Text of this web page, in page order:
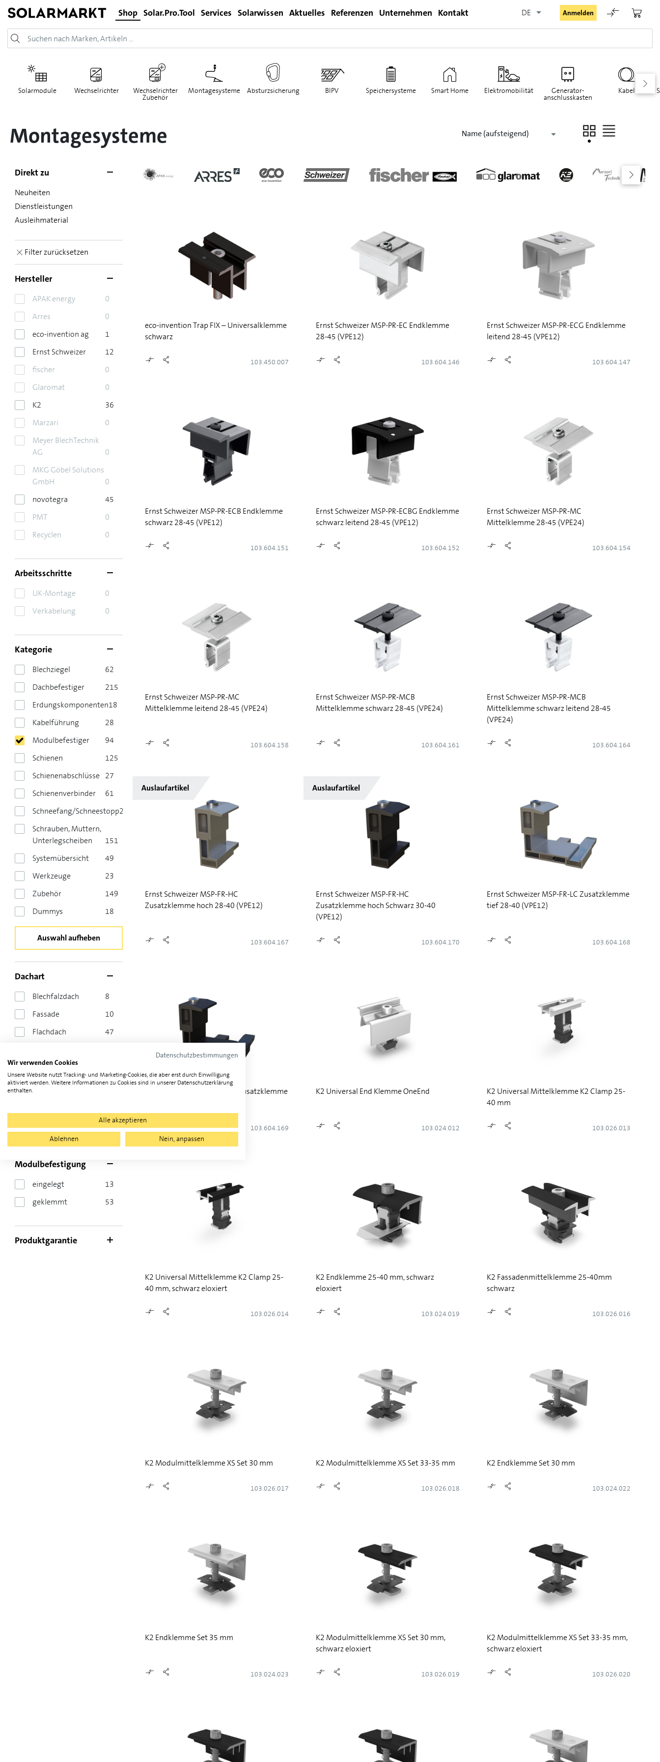
Shop Solar.Pro.Tool Services Solarwissen Aktuelles Referenzen Unternehmen Kontakt DE Anmelden
Login
Passwort vergessen
Solarmodule Wechselrichter Wechselrichter
Zubehör
Montagesysteme Absturzsicherung BIPV Speichersysteme Smart Home Elektromobilität Generator-
anschlusskasten
Kabel
Montagesysteme Name (aufsteigend)
Direkt zu
Neuheiten
Dienstleistungen
Ausleihmaterial
Filter zurücksetzen
Hersteller
APAK energy
0
Arres
0
eco-invention ag
1
Ernst Schweizer
12
fischer
0
Glaromat
0
K2
36
Marzari
0
Meyer BlechTechnik
AG
0
MKG Göbel Solutions
GmbH
0
novotegra
45
PMT
0
Recyclen
0
Arbeitsschritte
UK-Montage
0
Verkabelung
0
Kategorie
Blechziegel
62
Dachbefestiger
215
Erdungskomponenten18
Kabelführung
28
Modulbefestiger
94
Schienen
125
Schienenabschlüsse 27
Schienenverbinder
61
Schneefang/Schneestopp28
Schrauben, Muttern,
Unterlegscheiben
151
Systemübersicht
49
Werkzeuge
23
Zubehör
149
Dummys
18
Auswahl aufheben
Dachart
Blechfalzdach
8
Fassade
10
Flachdach
47
Welleternit- und
Sandwichdach
12
System
Modulbefestigung
eingelegt
13
geklemmt
53
Produktgarantie
eco-invention Trap FIX – Universalklemme
schwarz
103.450.007
Ernst Schweizer MSP-PR-EC Endklemme
28-45 (VPE12)
103.604.146
Ernst Schweizer MSP-PR-ECG Endklemme
leitend 28-45 (VPE12)
103.604.147
Ernst Schweizer MSP-PR-ECB Endklemme
schwarz 28-45 (VPE12)
103.604.151
Ernst Schweizer MSP-PR-ECBG Endklemme
schwarz leitend 28-45 (VPE12)
103.604.152
Ernst Schweizer MSP-PR-MC
Mittelklemme 28-45 (VPE24)
103.604.154
Ernst Schweizer MSP-PR-MC
Mittelklemme leitend 28-45 (VPE24)
103.604.158
Ernst Schweizer MSP-PR-MCB
Mittelklemme schwarz 28-45 (VPE24)
103.604.161
Ernst Schweizer MSP-PR-MCB
Mittelklemme schwarz leitend 28-45
(VPE24)
103.604.164
Auslaufartikel
Ernst Schweizer MSP-FR-HC
Zusatzklemme hoch 28-40 (VPE12)
103.604.167
Auslaufartikel
Ernst Schweizer MSP-FR-HC
Zusatzklemme hoch Schwarz 30-40
(VPE12)
103.604.170
Ernst Schweizer MSP-FR-LC Zusatzklemme
tief 28-40 (VPE12)
103.604.168
Ernst Schweizer MSP-FR-LC Zusatzklemme
103.604.169
K2 Universal End Klemme OneEnd
103.024.012
K2 Universal Mittelklemme K2 Clamp 25-
40 mm
103.026.013
K2 Universal Mittelklemme K2 Clamp 25-
40 mm, schwarz eloxiert
103.026.014
K2 Endklemme 25-40 mm, schwarz
eloxiert
103.024.019
K2 Fassadenmittelklemme 25-40mm
schwarz
103.026.016
K2 Modulmittelklemme XS Set 30 mm
103.026.017
K2 Modulmittelklemme XS Set 33-35 mm
103.026.018
K2 Endklemme Set 30 mm
103.024.022
K2 Endklemme Set 35 mm
103.024.023
K2 Modulmittelklemme XS Set 30 mm,
schwarz eloxiert
103.026.019
K2 Modulmittelklemme XS Set 33-35 mm,
schwarz eloxiert
103.026.020
Datenschutzbestimmungen
Wir verwenden Cookies
Unsere Website nutzt Tracking- und Marketing-Cookies, die aber erst durch Einwilligung
aktiviert werden. Weitere Informationen zu Cookies sind in unserer Datenschutzerklärung
enthalten.
Alle akzeptieren
Ablehnen
Nein, anpassen